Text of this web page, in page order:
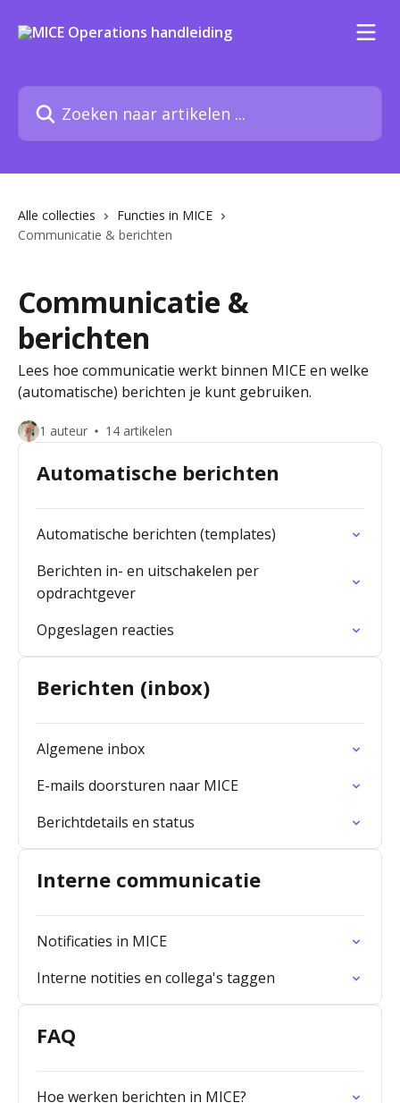
Zoeken naar artikelen ...
Alle collecties
Functies in MICE
Communicatie & berichten
Communicatie &
berichten
Lees hoe communicatie werkt binnen MICE en welke
(automatische) berichten je kunt gebruiken.
1 auteur 14 artikelen
Automatische berichten
Automatische berichten (templates)
Berichten in- en uitschakelen per
opdrachtgever
Opgeslagen reacties
Berichten (inbox)
Algemene inbox
E-mails doorsturen naar MICE
Berichtdetails en status
Interne communicatie
Notificaties in MICE
Interne notities en collega's taggen
FAQ
Hoe werken berichten in MICE?